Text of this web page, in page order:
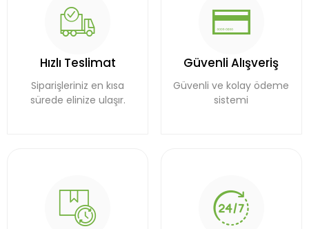
Hızlı Teslimat
Siparişleriniz en kısa
sürede elinize ulaşır.
Güvenli Alışveriş
Güvenli ve kolay ödeme
sistemi